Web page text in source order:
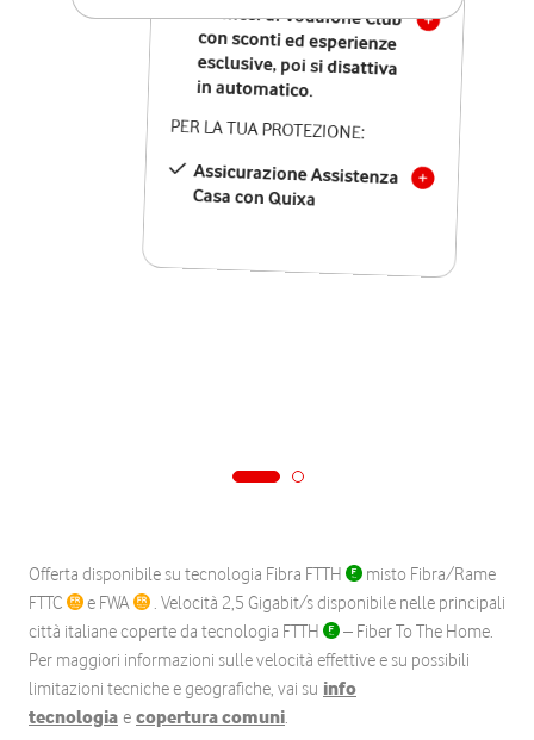
12 mesi di Vodafone Club
con sconti ed esperienze
esclusive, poi si disattiva
in automatico.
PER LA TUA PROTEZIONE:
Assicurazione Assistenza
Casa con Quixa
Offerta disponibile su tecnologia Fibra FTTH
misto Fibra/Rame
FTTC
e FWA
. Velocità 2,5 Gigabit/s disponibile nelle principali
città italiane coperte da tecnologia FTTH
– Fiber To The Home.
Per maggiori informazioni sulle velocità effettive e su possibili
limitazioni tecniche e geografiche, vai su info
tecnologia e copertura comuni.